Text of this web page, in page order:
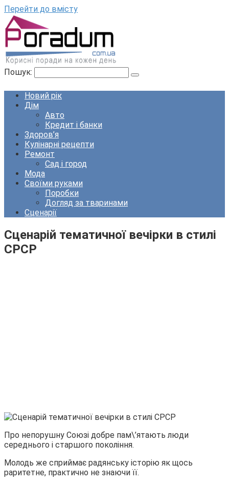
Перейти до вмісту
Пошук:
Новий рік
Дім
Авто
Кредит і банки
Здоров’я
Кулінарні рецепти
Ремонт
Сад і город
Мода
Своїми руками
Поробки
Догляд за тваринами
Сценарії
Сценарій тематичної вечірки в стилі
СРСР
Про непорушну Союзі добре пам\’ятають люди
середнього і старшого покоління.
Молодь же сприймає радянську історію як щось
раритетне, практично не знаючи її.